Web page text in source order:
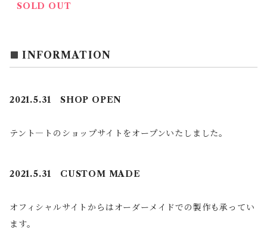
SOLD OUT
INFORMATION
2021.5.31 SHOP OPEN
テント―トのショップサイトをオープンいたしました。
2021.5.31 CUSTOM MADE
オフィシャルサイトからはオーダーメイドでの製作も承ってい
ます。